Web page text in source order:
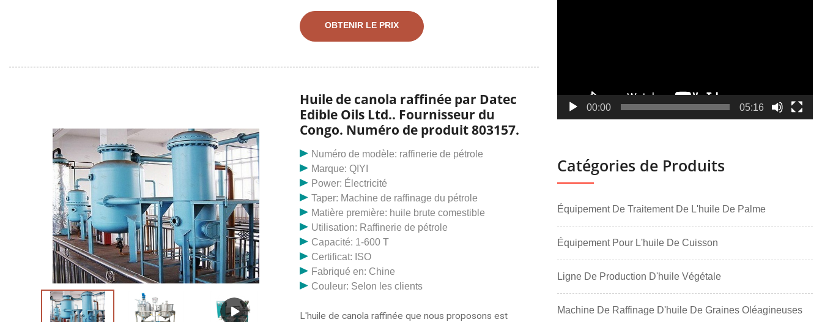
meilleure qualité, prête à l'exportation. Nous sommes
exportateurs d'huile comestible raffinée 100 % pure
maïs raffinée, huile de canola raffinée, soja raffiné,
OBTENIR LE PRIX
Huile de canola raffinée par Datec
Edible Oils Ltd.. Fournisseur du
Congo. Numéro de produit 803157.
Numéro de modèle: raffinerie de pétrole
Marque: QIYI
Power: Électricité
Taper: Machine de raffinage du pétrole
Matière première: huile brute comestible
Utilisation: Raffinerie de pétrole
Capacité: 1-600 T
Certificat: ISO
Fabriqué en: Chine
Couleur: Selon les clients
L'huile de canola raffinée que nous proposons est
00:00 05:16
Catégories de Produits
Équipement De Traitement De L'huile De Palme
Équipement Pour L'huile De Cuisson
Ligne De Production D'huile Végétale
Machine De Raffinage D'huile De Graines Oléagineuses